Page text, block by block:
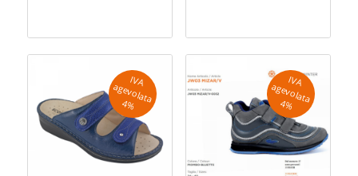
a
225,00 €
a
190,00 €
IV
A
a
g
e
v
o
la
ta
4
%
IV
A
a
g
e
v
o
la
ta
4
%